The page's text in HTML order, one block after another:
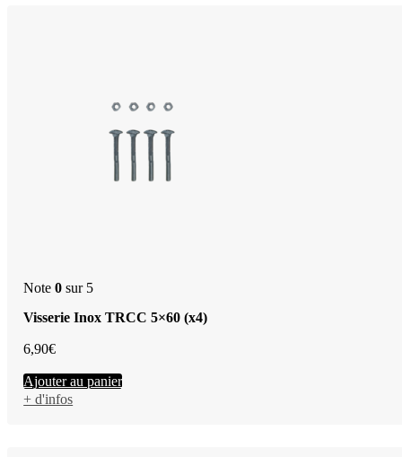
Note0 sur 5
Visserie Inox TRCC 5×60 (x4)
6,90€
Ajouter au panier
+ d'infos